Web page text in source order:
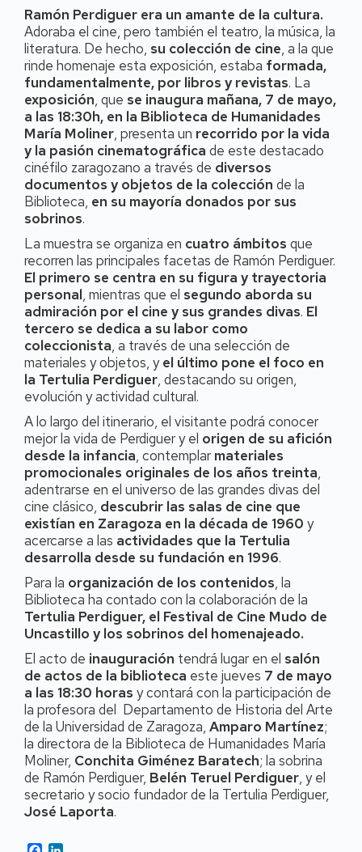
Ramón Perdiguer era un amante de la cultura.
Adoraba el cine, pero también el teatro, la música, la
literatura. De hecho, su colección de cine, a la que
rinde homenaje esta exposición, estaba formada,
fundamentalmente, por libros y revistas. La
exposición, que se inaugura mañana, 7 de mayo,
a las 18:30h, en la Biblioteca de Humanidades
María Moliner, presenta un recorrido por la vida
y la pasión cinematográfica de este destacado
cinéfilo zaragozano a través de diversos
documentos y objetos de la colección de la
Biblioteca, en su mayoría donados por sus
sobrinos.
La muestra se organiza en cuatro ámbitos que
recorren las principales facetas de Ramón Perdiguer.
El primero se centra en su figura y trayectoria
personal, mientras que el segundo aborda su
admiración por el cine y sus grandes divas. El
tercero se dedica a su labor como
coleccionista, a través de una selección de
materiales y objetos, yel último pone el foco en
la Tertulia Perdiguer, destacando su origen,
evolución y actividad cultural.
A lo largo del itinerario, el visitante podrá conocer
mejor la vida de Perdiguer y el origen de su afición
desde la infancia, contemplar materiales
promocionales originales de los años treinta,
adentrarse en el universo de las grandes divas del
cine clásico, descubrir las salas de cine que
existían en Zaragoza en la década de 1960 y
acercarse a las actividades que la Tertulia
desarrolla desde su fundación en 1996.
Para la organización de los contenidos, la
Biblioteca ha contado con la colaboración de la
Tertulia Perdiguer, el Festival de Cine Mudo de
Uncastillo y los sobrinos del homenajeado.
El acto de inauguración tendrá lugar en el salón
de actos de la biblioteca este jueves 7 de mayo
a las 18:30 horas y contará con la participación de
la profesora del Departamento de Historia del Arte
de la Universidad de Zaragoza, Amparo Martínez;
la directora de la Biblioteca de Humanidades María
Moliner, Conchita Giménez Baratech; la sobrina
de Ramón Perdiguer, Belén Teruel Perdiguer, y el
secretario y socio fundador de la Tertulia Perdiguer,
José Laporta.